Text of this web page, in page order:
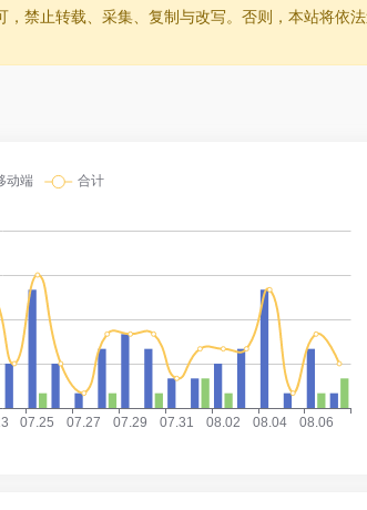
，禁止转载、采集、复制与改写。否则，本站将依